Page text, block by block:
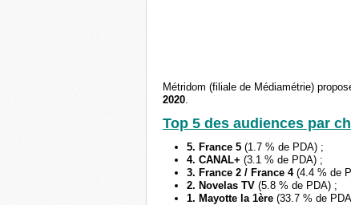
Métridom (filiale de Médiamétrie)
2020.
Top 5 des audiences par
5. France 5 (1.7 % de PDA) ;
4. CANAL+ (3.1 % de PDA) ;
3. France 2 / France 4 (4.4 % de
2. Novelas TV (5.8 % de PDA) ;
1. Mayotte la 1ère (33.7 % de PDA